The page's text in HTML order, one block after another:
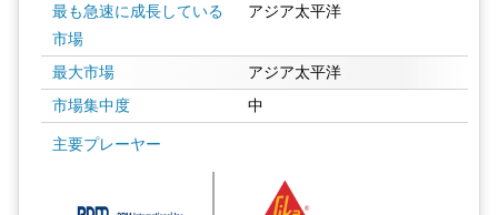
最も急速に成長している
市場
アジア太平洋
最大市場 アジア太平洋
市場集中度 中
主要プレーヤー
画像 © Mordor Intelligence。再利用にはCC BY 4.0の表示が必要です。